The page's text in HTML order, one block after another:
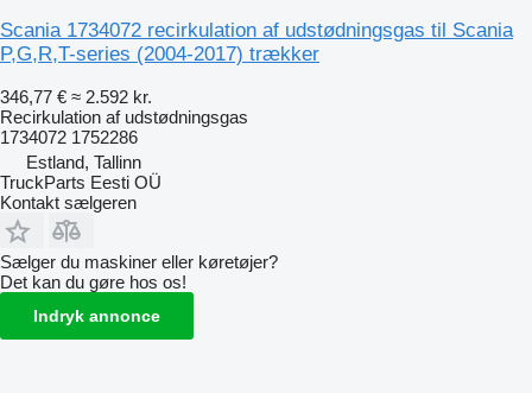
Scania 1734072 recirkulation af udstødningsgas til Scania
P,G,R,T-series (2004-2017) trækker
346,77 € ≈ 2.592 kr.
Recirkulation af udstødningsgas
1734072 1752286
Estland, Tallinn
TruckParts Eesti OÜ
Kontakt sælgeren
Sælger du maskiner eller køretøjer?
Det kan du gøre hos os!
Indryk annonce